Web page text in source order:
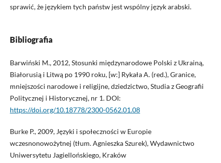
sprawić, że językiem tych państw jest wspólny język arabski.
Bibliografia
Barwiński M., 2012, Stosunki międzynarodowe Polski z Ukrainą,
Białorusią i Litwą po 1990 roku, [w:] Rykała A. (red.), Granice,
mniejszości narodowe i religijne, dziedzictwo, Studia z Geografii
Politycznej i Historycznej, nr 1. DOI:
https://doi.org/10.18778/2300-0562.01.08
Burke P., 2009, Języki i społeczności w Europie
wczesnonowożytnej (tłum. Agnieszka Szurek), Wydawnictwo
Uniwersytetu Jagiellońskiego, Kraków